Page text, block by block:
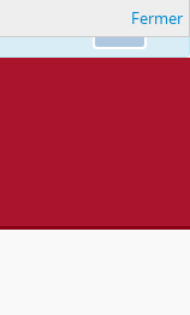
Fermer